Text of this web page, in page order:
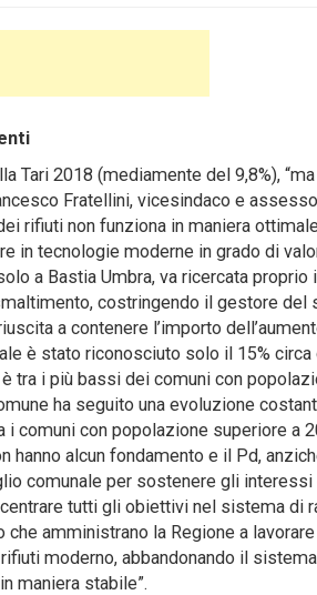
Tari 2018 (mediamente del 9,8%),
Fratellini, vicesindaco e
rifiuti non funziona in maniera
in tecnologie moderne in grado di
a Bastia Umbra, va ricercata proprio
costringendo il gestore del
a contenere l’importo
è stato riconosciuto solo il 15% circa
tra i più bassi dei comuni con
ha seguito una evoluzione
comuni con popolazione superiore a
hanno alcun fondamento e il Pd,
comunale per sostenere gli
tutti gli obiettivi nel sistema di
amministrano la Regione a
moderno, abbandonando il
maniera stabile”.